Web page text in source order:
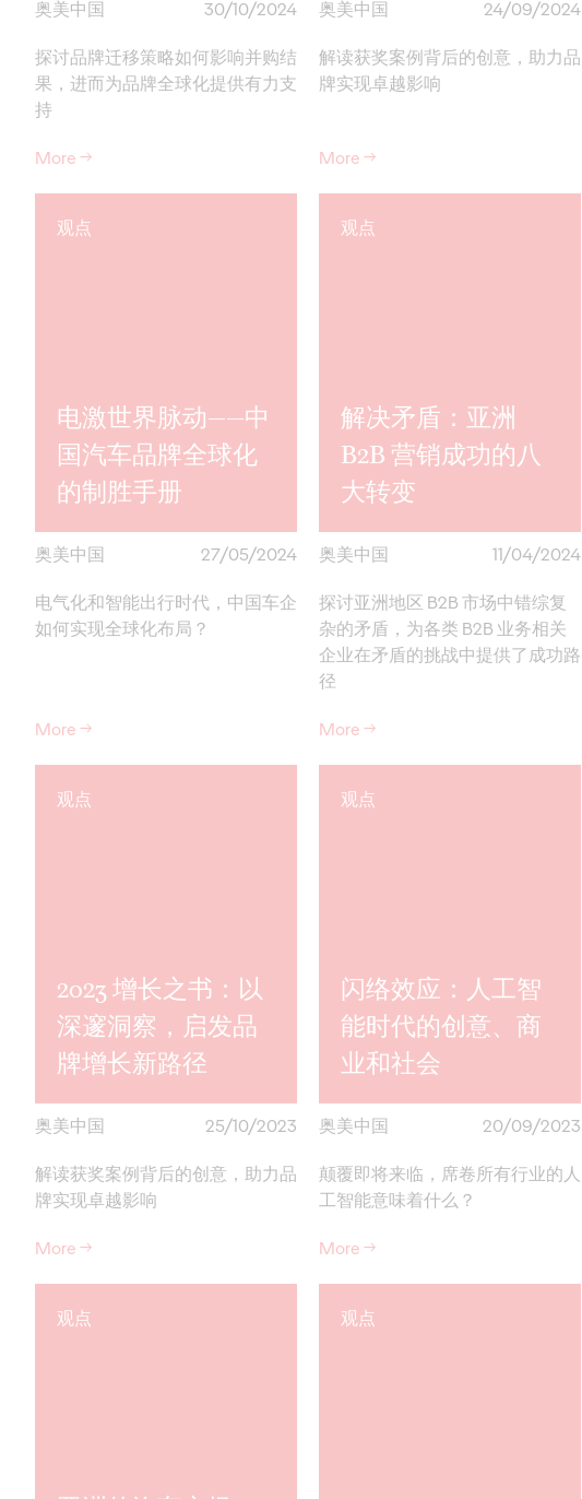
奥美中国 30/10/2024
探讨品牌迁移策略如何影响并购结
果，进而为品牌全球化提供有力支
持
More→
奥美中国 24/09/2024
解读获奖案例背后的创意，助力品
牌实现卓越影响
More→
观点
电激世界脉动——中
国汽车品牌全球化
的制胜手册
奥美中国 27/05/2024
电气化和智能出行时代，中国车企
如何实现全球化布局？
More→
观点
解决矛盾：亚洲
B2B 营销成功的八
大转变
奥美中国 11/04/2024
探讨亚洲地区 B2B 市场中错综复
杂的矛盾，为各类 B2B 业务相关
企业在矛盾的挑战中提供了成功路
径
More→
观点
2023 增长之书：以
深邃洞察，启发品
牌增长新路径
奥美中国 25/10/2023
解读获奖案例背后的创意，助力品
牌实现卓越影响
More→
观点
闪络效应：人工智
能时代的创意、商
业和社会
奥美中国 20/09/2023
颠覆即将来临，席卷所有行业的人
工智能意味着什么？
More→
观点 观点